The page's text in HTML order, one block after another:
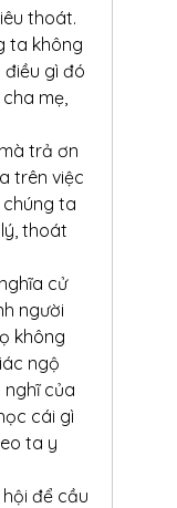
thoát.
ta không
gì đó
mẹ,
trả ơn
trên việc
ta
thoát
cử
người
không
ngộ
của
cái gì
ta y
để cầu